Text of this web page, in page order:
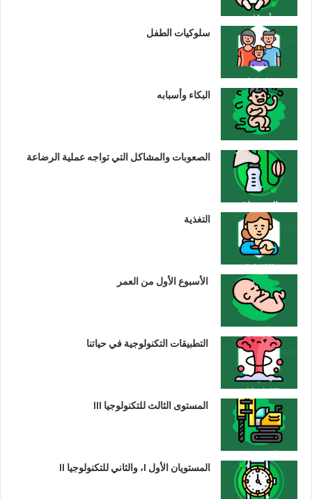
سلوكيات الطفل
البكاء وأسبابه
الصعوبات والمشاكل التي تواجه عملية الرضاعة
التغذية
الأسبوع الأول من العمر
التطبيقات التكنولوجية في حياتنا
المستوى الثالث للتكنولوجيا III
المستويان الأول I، والثاني للتكنولوجيا II